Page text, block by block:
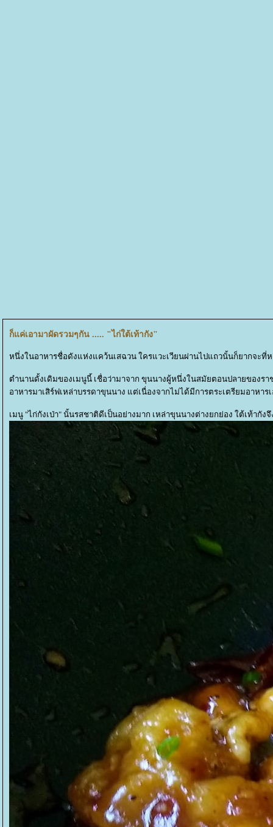
ก็แค่เอามาผัดรวมๆกัน ..... "ไก่ใต้เท้ากัง"
หนึ่งในอาหารชื่อดังแห่งแคว้นเสฉวน ใครแวะเวียนผ่านไปแถวนั้นก็ยากจะที่
ตำนานดั้งเดิมของเมนูนี้ เชื่อว่ามาจาก ขุนนางผู้หนึ่งในสมัยตอนปลายของรา
อาหารมาเสิร์ฟเหล่าบรรดาขุนนาง แต่เนื่องจากไม่ได้มีการตระเตรียมอาหา
เมนู "ไก่กังเป่า" นั้นรสชาติดีเป็นอย่างมาก เหล่าขุนนางต่างยกย่อง ใต้เท้ากั